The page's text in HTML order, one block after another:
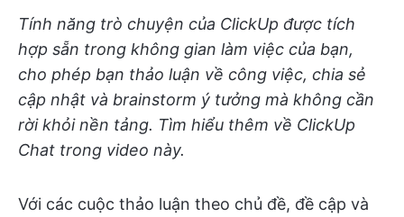
Tính năng trò chuyện của ClickUp được tích
hợp sẵn trong không gian làm việc của bạn,
cho phép bạn thảo luận về công việc, chia sẻ
cập nhật và brainstorm ý tưởng mà không cần
rời khỏi nền tảng. Tìm hiểu thêm về ClickUp
Chat trong video này.
Với các cuộc thảo luận theo chủ đề, đề cập và